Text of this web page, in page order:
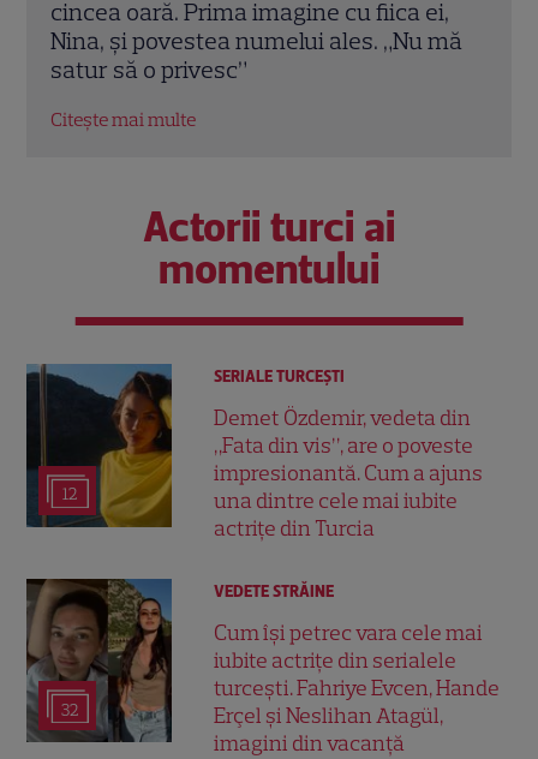
din vila sa de peste 1 milion de euro! Ce
spune designerul despre piesa de
mobilier: „Nu prea ai timp să te cerți”
Citește mai multe
Actorii turci ai
momentului
12
SERIALE TURCEŞTI
Demet Özdemir, vedeta din
„Fata din vis”, are o poveste
impresionantă. Cum a ajuns
una dintre cele mai iubite
actrițe din Turcia
32
VEDETE STRĂINE
Cum își petrec vara cele mai
iubite actrițe din serialele
turcești. Fahriye Evcen, Hande
Erçel și Neslihan Atagül,
imagini din vacanță